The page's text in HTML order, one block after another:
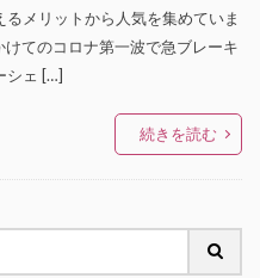
メリットから人気を集めていま
てのコロナ第一波で急ブレーキ
シェ […]
続きを読む